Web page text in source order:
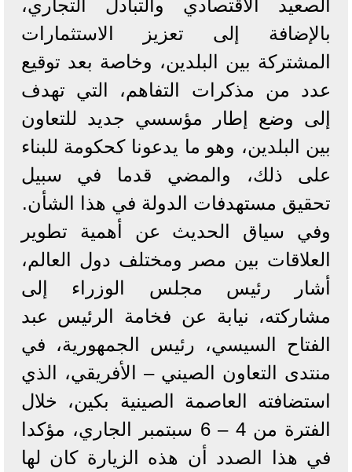
الصعيد الاقتصادي والتبادل التجاري،
بالإضافة إلى تعزيز الاستثمارات
المشتركة بين البلدين، وخاصة بعد توقيع
عدد من مذكرات التفاهم، التي تهدف
إلى وضع إطار مؤسسي جديد للتعاون
بين البلدين، وهو ما يدعونا كحكومة للبناء
على ذلك، والمضي قدما في سبيل
تحقيق مستهدفات الدولة في هذا الشأن.
وفي سياق الحديث عن أهمية تطوير
العلاقات بين مصر ومختلف دول العالم،
أشار رئيس مجلس الوزراء إلى
مشاركته، نيابة عن فخامة الرئيس عبد
الفتاح السيسي، رئيس الجمهورية، في
منتدى التعاون الصيني – الأفريقي، الذي
استضافته العاصمة الصينية بكين، خلال
الفترة من 4 – 6 سبتمبر الجاري، مؤكدا
في هذا الصدد أن هذه الزيارة كان لها